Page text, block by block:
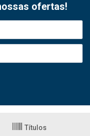
ofertas!
Títulos